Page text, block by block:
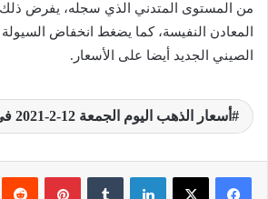
من المستوى المتدني الذي سجله، يفرض
المعادن النفيسة، كما يضغط انخفاض
الصيني الجديد أيضا على الأسعار.
أسعار الذهب اليوم الجمعة 12-2-2021 فى مصر
لينكدإن بينتيريست